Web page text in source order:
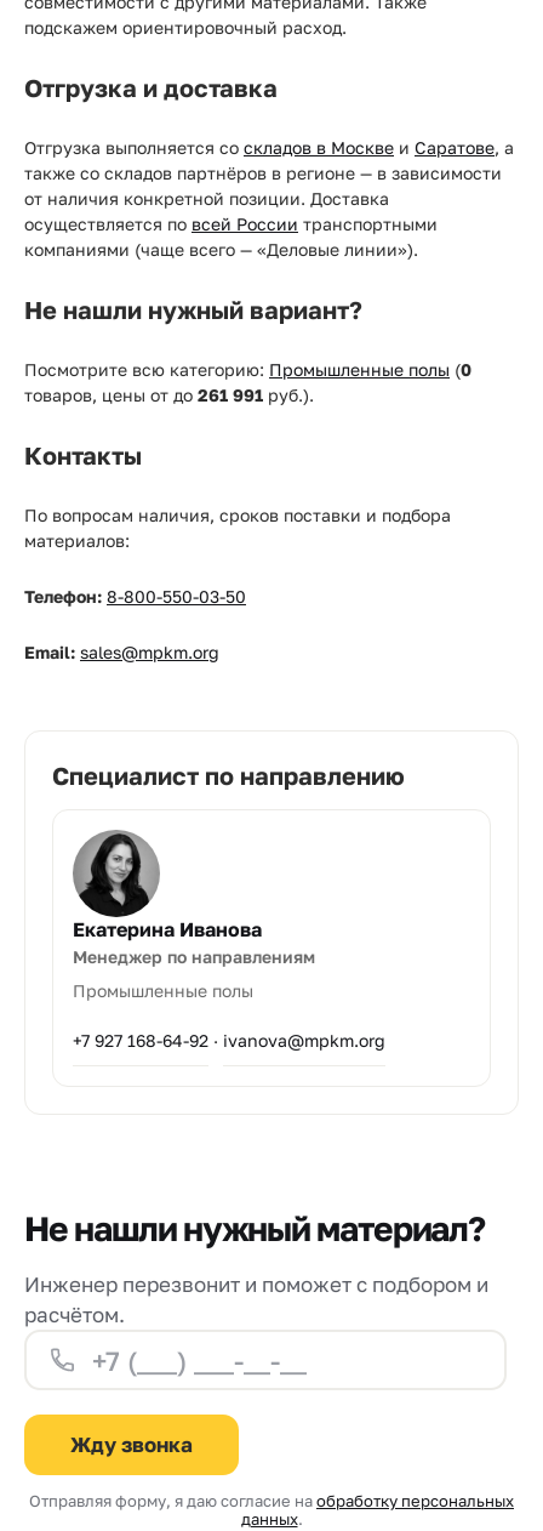
подскажем ориентировочный расход.
Отгрузка и доставка
Отгрузка выполняется со складов в Москве и Саратове, а
также со складов партнёров в регионе — в зависимости
от наличия конкретной позиции. Доставка
осуществляется по всей России транспортными
компаниями (чаще всего — «Деловые линии»).
Не нашли нужный вариант?
Посмотрите всю категорию: Промышленные полы (0
товаров, цены от до 261 991 руб.).
Контакты
По вопросам наличия, сроков поставки и подбора
материалов:
Телефон: 8-800-550-03-50
Email: sales@mpkm.org
Специалист по направлению
Екатерина Иванова
Менеджер по направлениям
Промышленные полы
+7 927 168-64-92 · ivanova@mpkm.org
Не нашли нужный материал?
Инженер перезвонит и поможет с подбором и
расчётом.
Жду звонка
Отправляя форму, я даю согласие наобработку персональных
данных.